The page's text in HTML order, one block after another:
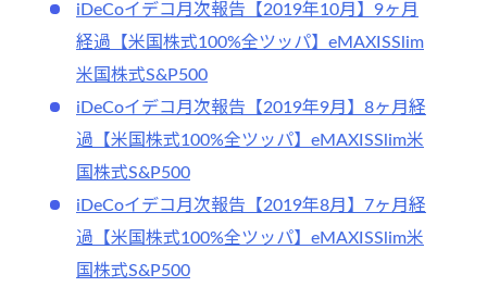
iDeCoイデコ月次報告【2019年10月】9ヶ月
経過【米国株式100%全ツッパ】eMAXISSlim
米国株式S&P500
iDeCoイデコ月次報告【2019年9月】8ヶ月経
過【米国株式100%全ツッパ】eMAXISSlim米
国株式S&P500
iDeCoイデコ月次報告【2019年8月】7ヶ月経
過【米国株式100%全ツッパ】eMAXISSlim米
国株式S&P500